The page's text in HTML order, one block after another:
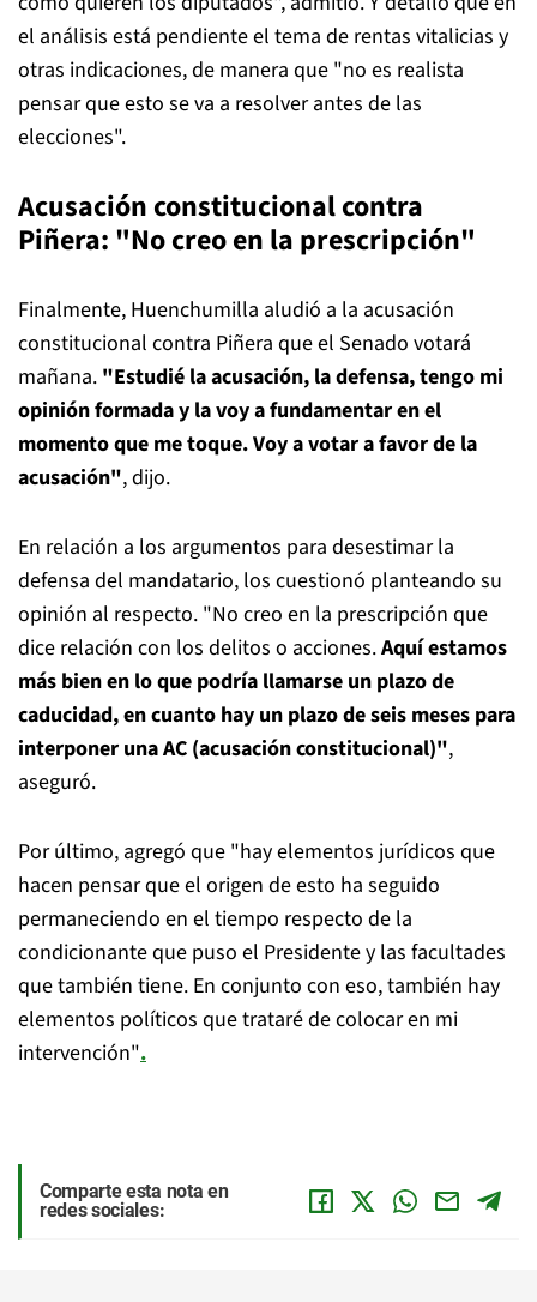
el análisis está pendiente el tema de rentas vitalicias y
otras indicaciones, de manera que "no es realista
pensar que esto se va a resolver antes de las
elecciones".
Acusación constitucional contra
Piñera: "No creo en la prescripción"
Finalmente, Huenchumilla aludió a la acusación
constitucional contra Piñera que el Senado votará
mañana. "Estudié la acusación, la defensa, tengo mi
opinión formada y la voy a fundamentar en el
momento que me toque. Voy a votar a favor de la
acusación", dijo.
En relación a los argumentos para desestimar la
defensa del mandatario, los cuestionó planteando su
opinión al respecto. "No creo en la prescripción que
dice relación con los delitos o acciones.Aquí estamos
más bien en lo que podría llamarse un plazo de
caducidad, en cuanto hay un plazo de seis meses para
interponer una AC (acusación constitucional)",
aseguró.
Por último, agregó que "hay elementos jurídicos que
hacen pensar que el origen de esto ha seguido
permaneciendo en el tiempo respecto de la
condicionante que puso el Presidente y las facultades
que también tiene. En conjunto con eso, también hay
elementos políticos que trataré de colocar en mi
intervención".
Comparte esta nota en
redes sociales: